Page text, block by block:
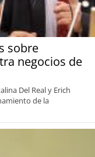
sobre
negocios de
Del Real y Erich
de la